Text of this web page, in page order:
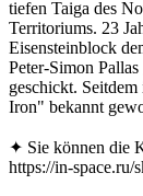
tiefen Taiga des
Territoriums. 23
Eisensteinblock
Peter-Simon
geschickt.
Iron" bekannt
✦ Sie können die
https://in-space.ru/